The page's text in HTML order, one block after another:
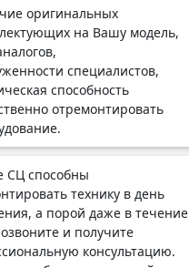
оригинальных
на Вашу модель,
специалистов,
способность
отремонтировать
СЦ способны
технику в день
а порой даже в течение
и получите
консультацию.